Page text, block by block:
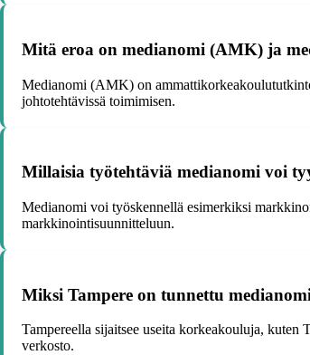
Mitä eroa on medianomi (AMK) ja
Medianomi (AMK) on
johtotehtävissä toimimisen.
Millaisia työtehtäviä medianomi voi
Medianomi voi työskennellä esimerkiksi
markkinointisuunnitteluun.
Miksi Tampere on tunnettu
Tampereella sijaitsee useita korkeakouluja,
verkosto.